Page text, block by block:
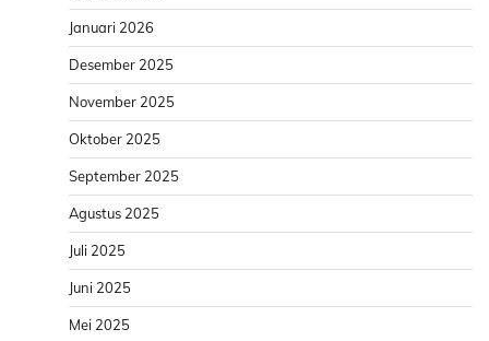
Januari 2026
Desember 2025
November 2025
Oktober 2025
September 2025
Agustus 2025
Juli 2025
Juni 2025
Mei 2025